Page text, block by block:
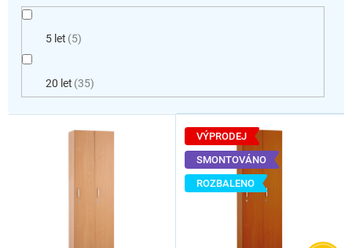
5 let 5
20 let 35
V
VÝPRODEJ
ROZBALENO
SMONTOVÁNO